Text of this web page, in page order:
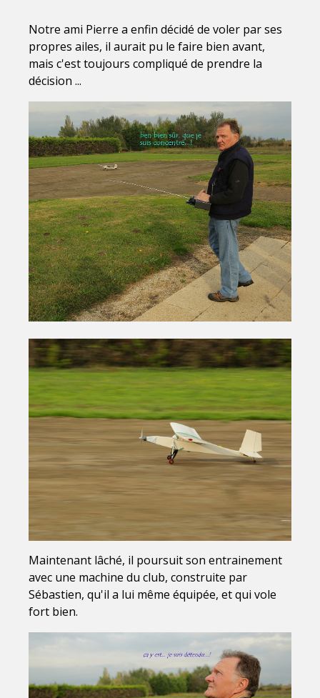
Notre ami Pierre a enfin décidé de voler par ses
propres ailes, il aurait pu le faire bien avant,
mais c'est toujours compliqué de prendre la
décision ...
Maintenant lâché, il poursuit son entrainement
avec une machine du club, construite par
Sébastien, qu'il a lui même équipée, et qui vole
fort bien.